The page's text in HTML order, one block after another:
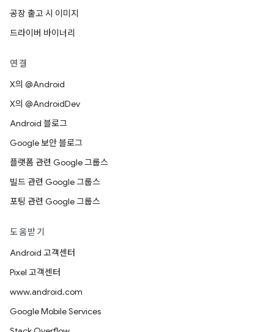
공장 출고 시 이미지
드라이버 바이너리
연결
X의 @Android
X의 @AndroidDev
Android 블로그
Google 보안 블로그
플랫폼 관련 Google 그룹스
빌드 관련 Google 그룹스
포팅 관련 Google 그룹스
도움받기
Android 고객센터
Pixel 고객센터
www.android.com
Google Mobile Services